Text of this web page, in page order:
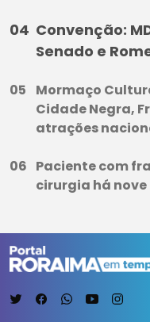
Convenção:
Senado e
Mormaço
Cidade Negra,
atrações
Paciente com
cirurgia há nove